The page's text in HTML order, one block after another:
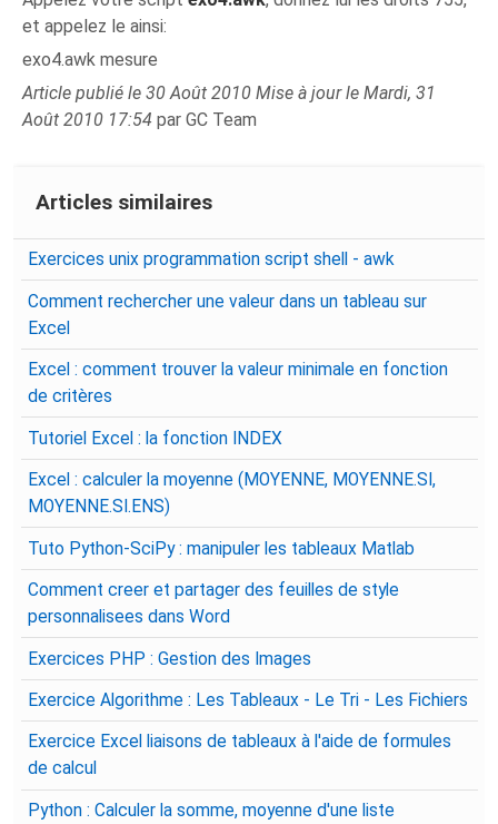
et appelez le ainsi:
exo4.awk mesure
Article publié le 30 Août 2010 Mise à jour le Mardi, 31
Août 2010 17:54par GC Team
Articles similaires
Exercices unix programmation script shell - awk
Comment rechercher une valeur dans un tableau sur
Excel
Excel : comment trouver la valeur minimale en fonction
de critères
Tutoriel Excel : la fonction INDEX
Excel : calculer la moyenne (MOYENNE, MOYENNE.SI,
MOYENNE.SI.ENS)
Tuto Python-SciPy : manipuler les tableaux Matlab
Comment creer et partager des feuilles de style
personnalisees dans Word
Exercices PHP : Gestion des Images
Exercice Algorithme : Les Tableaux - Le Tri - Les Fichiers
Exercice Excel liaisons de tableaux à l'aide de formules
de calcul
Python : Calculer la somme, moyenne d'une liste